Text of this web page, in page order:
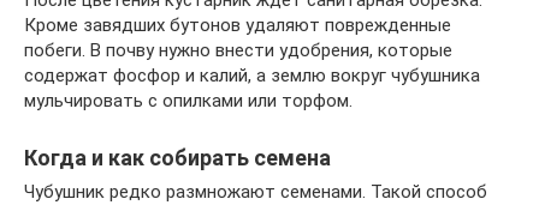
Кроме завядших бутонов удаляют поврежденные
побеги. В почву нужно внести удобрения, которые
содержат фосфор и калий, а землю вокруг чубушника
мульчировать с опилками или торфом.
Когда и как собирать семена
Чубушник редко размножают семенами. Такой способ